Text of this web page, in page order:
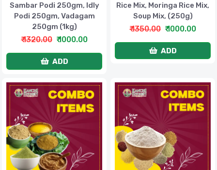
Sambar Podi 250gm, Idly
Podi 250gm, Vadagam
250gm (1kg)
₹ 1320.00 ₹ 1000.00
ADD
Rice Mix, Moringa Rice Mix,
Soup Mix, (250g)
₹ 1350.00 ₹ 1000.00
ADD